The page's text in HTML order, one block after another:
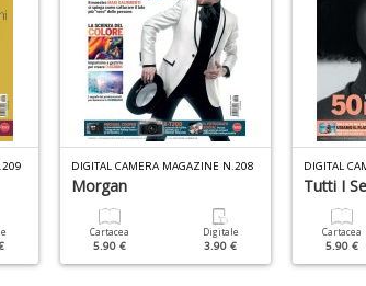
DIGITAL CAMERA MAGAZINE N.208
Morgan
Cartacea
5.90 €
Digitale
3.90 €
DIGITAL
Tutti I
Cartacea
5.90 €